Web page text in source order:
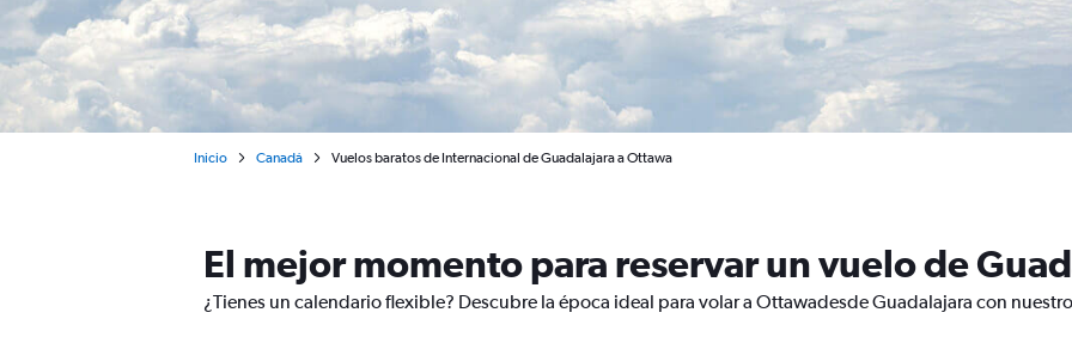
Inicio Canadá Vuelos baratos de Internacional de Guadalajara a Ottawa
El mejor momento para reservar un vuelo de
¿Tienes un calendario flexible? Descubre la época ideal para volar a Ottawadesde Guadalajara con